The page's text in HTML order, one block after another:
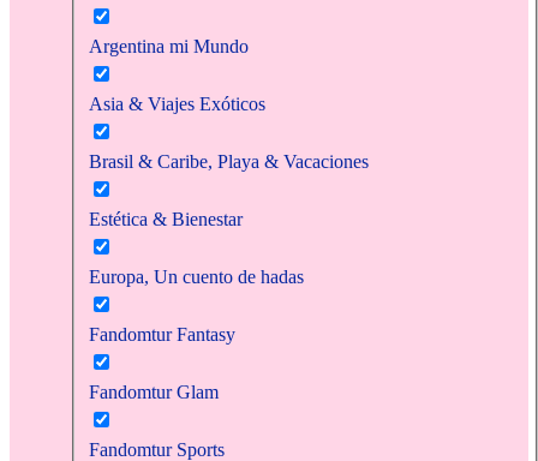
Argentina mi Mundo
Asia & Viajes Exóticos
Brasil & Caribe, Playa & Vacaciones
Estética & Bienestar
Europa, Un cuento de hadas
Fandomtur Fantasy
Fandomtur Glam
Fandomtur Sports